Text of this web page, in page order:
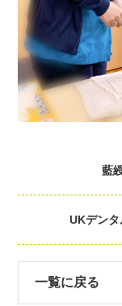
藍
UKデン
一覧に戻る